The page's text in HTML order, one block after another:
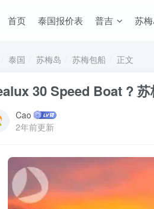
首页 泰国报价表 普吉 苏
泰国 苏梅岛 苏梅包船 正文
30 Speed Boat ?
Cao
2年前更新